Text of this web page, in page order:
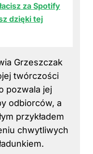
za Spotify
dzięki tej
Grzeszczak
twórczości
pozwala jej
odbiorców, a
przykładem
chwytliwych